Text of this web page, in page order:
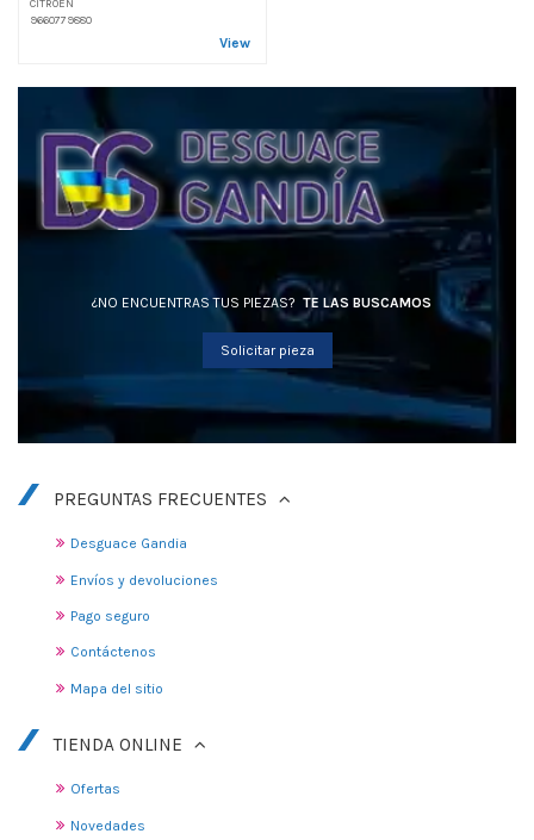
CITROEN
9660779880
View
¿NO ENCUENTRAS TUS PIEZAS? TE LAS BUSCAMOS
Solicitar pieza
PREGUNTAS FRECUENTES
Desguace Gandia
Envíos y devoluciones
Pago seguro
Contáctenos
Mapa del sitio
TIENDA ONLINE
Ofertas
Novedades